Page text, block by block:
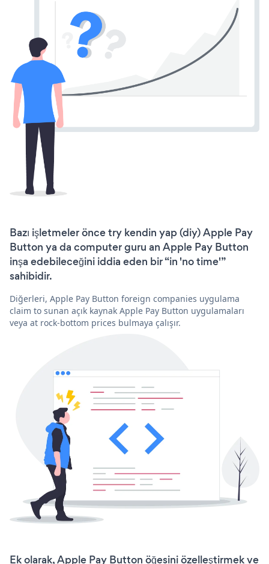
Bazı işletmeler önce try kendin yap (diy) Apple Pay
Button ya da computer guru an Apple Pay Button
inşa edebileceğini iddia eden bir “in 'no time'”
sahibidir.
Diğerleri, Apple Pay Button foreign companies uygulama
claim to sunan açık kaynak Apple Pay Button uygulamaları
veya at rock-bottom prices bulmaya çalışır.
Ek olarak, Apple Pay Button öğesini özelleştirmek ve